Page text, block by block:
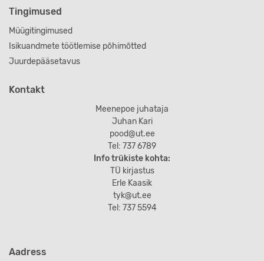
Tingimused
Müügitingimused
Isikuandmete töötlemise põhimõtted
Juurdepääsetavus
Kontakt
Meenepoe juhataja
Juhan Kari
pood@ut.ee
Tel: 737 6789
Info trükiste kohta:
TÜ kirjastus
Erle Kaasik
tyk@ut.ee
Tel: 737 5594
Aadress